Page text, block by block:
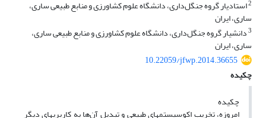
2استادیار گروه جنگل‌داری، دانشگاه علوم کشاورزی و منابع طبیعی ساری،
ساری، ‌ایران
3دانشیار گروه جنگل‌داری، دانشگاه علوم کشاورزی و منابع طبیعی ساری،
ساری، ‌ایران
10.22059/jfwp.2014.36655
چکیده
چکیده
امروزه، تخریب اکوسیستم‏های طبیعی و تبدیل آن‌ها به کاربری‏های دیگر